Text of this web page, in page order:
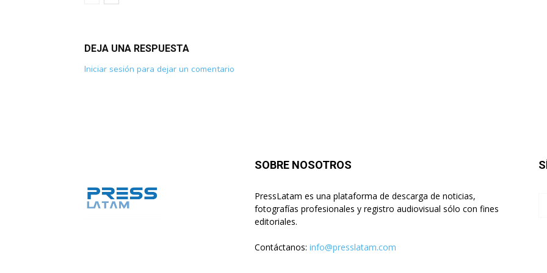
DEJA UNA RESPUESTA
Iniciar sesión para dejar un comentario
SOBRE NOSOTROS
PressLatam es una plataforma de descarga de noticias,
fotografías profesionales y registro audiovisual sólo con fines
editoriales.
Contáctanos: info@presslatam.com